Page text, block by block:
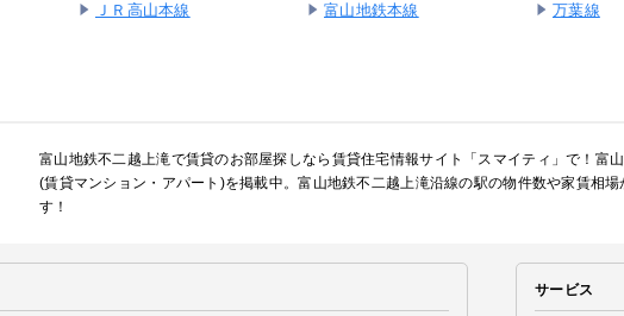
ＪＲ高山本線 富山地鉄本線 万葉線
富山地鉄不二越上滝で賃貸のお部屋探しなら賃貸住宅情報サイト「スマイティ」で！富
(賃貸マンション・アパート)を掲載中。富山地鉄不二越上滝沿線の駅の物件数や家賃相
す！
サービス